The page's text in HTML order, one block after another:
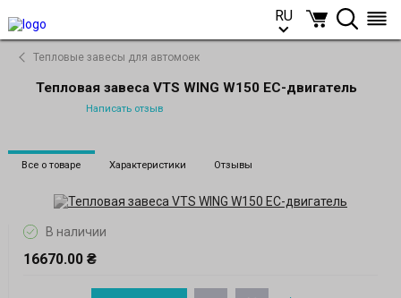
RU
Тепловые завесы для автомоек
Тепловая завеса VTS WING W150 EC-двигатель
Написать отзыв
Все о товаре Характеристики Отзывы
В наличии
16670.00 ₴